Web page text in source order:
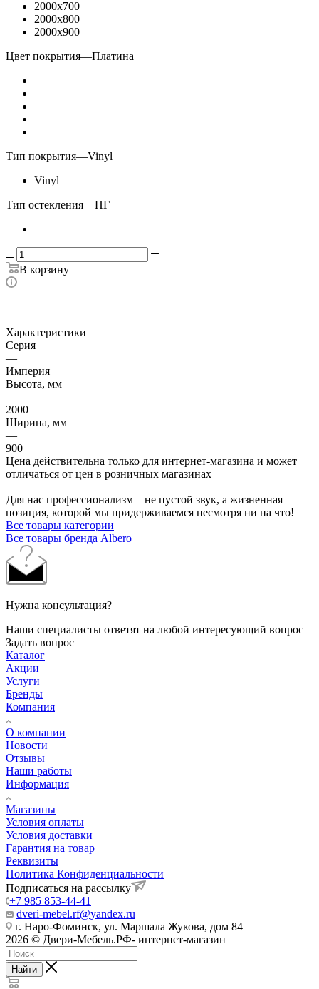
2000x700
2000x800
2000x900
Цвет покрытия—Платина
Тип покрытия—Vinyl
Vinyl
Тип остекления—ПГ
В корзину
Характеристики
Серия
—
Империя
Высота, мм
—
2000
Ширина, мм
—
900
Цена действительна только для интернет-магазина и может
отличаться от цен в розничных магазинах
Для нас профессионализм – не пустой звук, а жизненная
позиция, которой мы придерживаемся несмотря ни на что!
Все товары категории
Все товары бренда Albero
Нужна консультация?
Наши специалисты ответят на любой интересующий вопрос
Задать вопрос
Каталог
Акции
Услуги
Бренды
Компания
О компании
Новости
Отзывы
Наши работы
Информация
Магазины
Условия оплаты
Условия доставки
Гарантия на товар
Реквизиты
Политика Конфиденциальности
Подписаться на рассылку
+7 985 853-44-41
dveri-mebel.rf@yandex.ru
г. Наро-Фоминск, ул. Маршала Жукова, дом 84
2026 © Двери-Мебель.РФ- интернет-магазин
Найти